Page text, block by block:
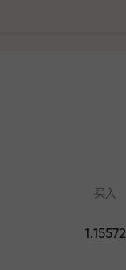
保证6个月
资金受到
买入
1.15572